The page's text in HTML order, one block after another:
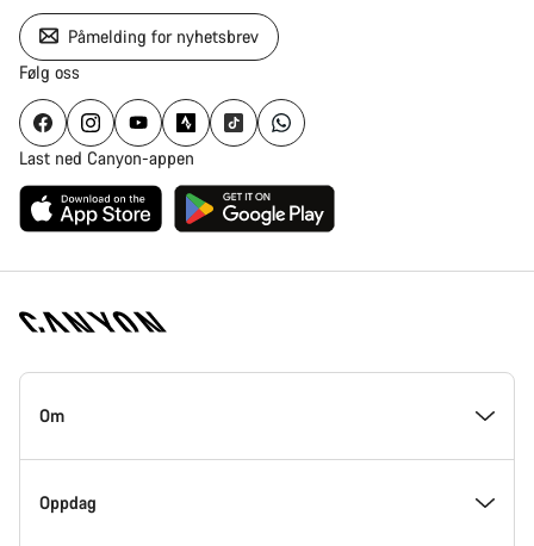
Påmelding for nyhetsbrev
Følg oss
Last ned Canyon-appen
Canyon
hjemmeside
bunndel
Om
På innsiden av Canyon
Oppdag